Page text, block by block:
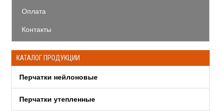
Оплата
Контакты
КАТАЛОГ ПРОДУКЦИИ
Перчатки нейлоновые
Перчатки утепленные